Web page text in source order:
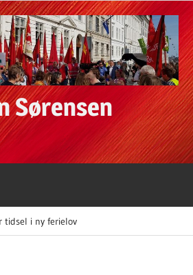
Sørensen
tidsel i ny ferielov